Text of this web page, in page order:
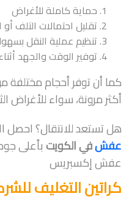
حماية كاملة للأغراض
تقليل احتمالات التلف
تنظيم عملية النقل
توفير الوقت والجهد
كما أن توفر أحجام مختلفة
أكثر مرونة، سواء للأغراض
هل تستعد للانتقال؟ احصل
عفشفي الكويتبأعلى
عفش إكسبريس
كراتين التغليف